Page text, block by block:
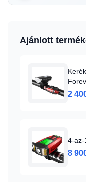
Ajánlott
2
4-az-
8